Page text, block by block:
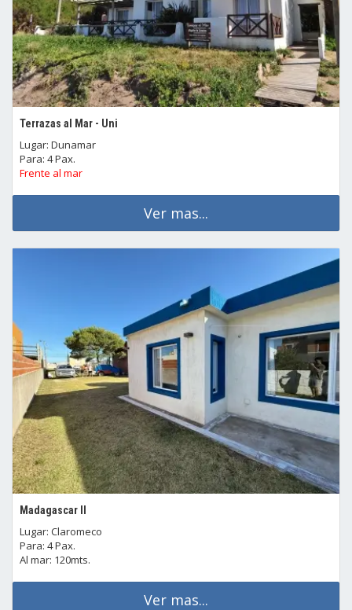
Terrazas al Mar - Uni
Lugar: Dunamar
Para: 4 Pax.
Frente al mar
Ver mas...
Madagascar II
Lugar: Claromeco
Para: 4 Pax.
Al mar: 120mts.
Ver mas...